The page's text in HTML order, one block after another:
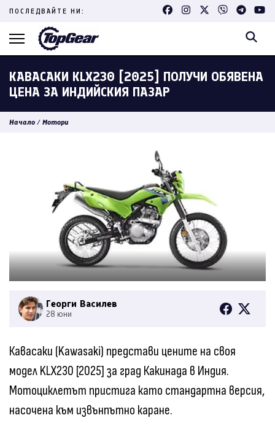
Skip
content
ПОСЛЕДВАЙТЕ НИ:
КАВАСАКИ KLX230 [2025] ПОЛУЧИ ОБЯВЕНА
ЦЕНА ЗА ИНДИЙСКИЯ ПАЗАР
Начало / Мотори
Георги Василев
28 юни
Кавасаки (Kawasaki) представи цените на своя
модел KLX230 [2025] за град Какинада в Индия.
Мотоциклетът пристига като стандартна версия,
насочена към извънпътно каране.